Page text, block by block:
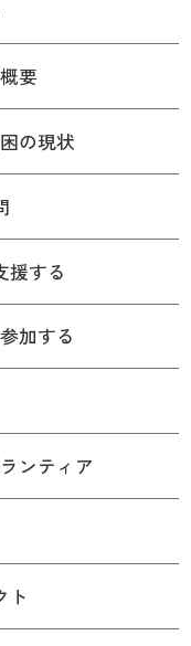
要
の現状
援する
加する
ンティア
ト